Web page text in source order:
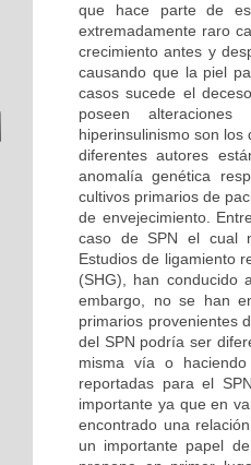
que hace parte de
extremadamente raro
crecimiento antes y
causando que la piel
casos sucede el
poseen alteraciones
hiperinsulinismo son
diferentes autores
anomalía genética
cultivos primarios de
de envejecimiento.
caso de SPN el cual
Estudios de ligamiento
(SHG), han conducido
embargo, no se han
primarios provenientes
del SPN podría ser
misma vía o
reportadas para el
importante ya que en
encontrado una
un importante papel